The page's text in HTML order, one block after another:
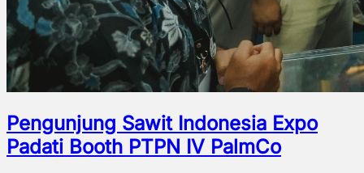
Pengunjung Sawit Indonesia Expo
Padati Booth PTPN IV PalmCo